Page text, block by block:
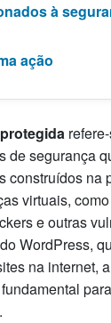
à
ação
de segurança
construídos na
virtuais,
e outras
WordPress,
na internet,